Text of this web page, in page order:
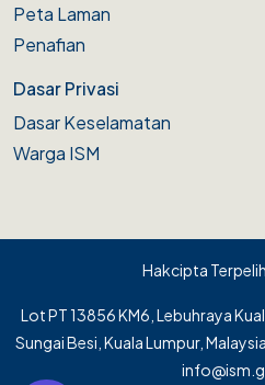
Peta Laman
Penafian
Dasar Privasi
Dasar Keselamatan
Warga ISM
Hakcipta
Lot PT 13856 KM6, Lebuhraya
Sungai Besi, Kuala Lumpur,